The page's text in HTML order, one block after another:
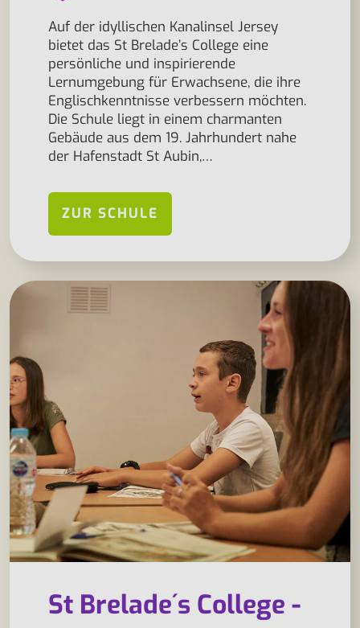
Auf der idyllischen Kanalinsel Jersey
bietet das St Brelade’s College eine
persönliche und inspirierende
Lernumgebung für Erwachsene, die ihre
Englischkenntnisse verbessern möchten.
Die Schule liegt in einem charmanten
Gebäude aus dem 19. Jahrhundert nahe
der Hafenstadt St Aubin,…
ZUR SCHULE
St Brelade´s College -